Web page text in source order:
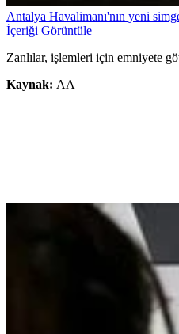
Antalya Havalimanı'nın yeni
İçeriği Görüntüle
Zanlılar, işlemleri için emniyete
Kaynak: AA